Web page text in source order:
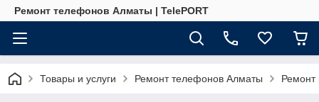
Ремонт телефонов Алматы | TelePORT
Товары и услуги Ремонт телефонов Алматы Ремонт